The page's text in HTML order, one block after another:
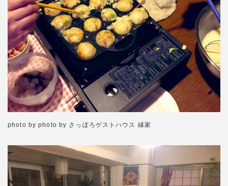
photo by photo by さっぽろゲストハウス 縁家